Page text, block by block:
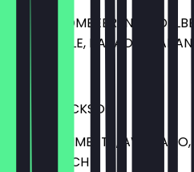
APFEL, BROMBEEREN,
AKTIVKOHLE, KAKAO, GUARANA
MIKALE JACKSON
ORANGE, LIMETTE, AVOCADO,
KOKOSMILCH